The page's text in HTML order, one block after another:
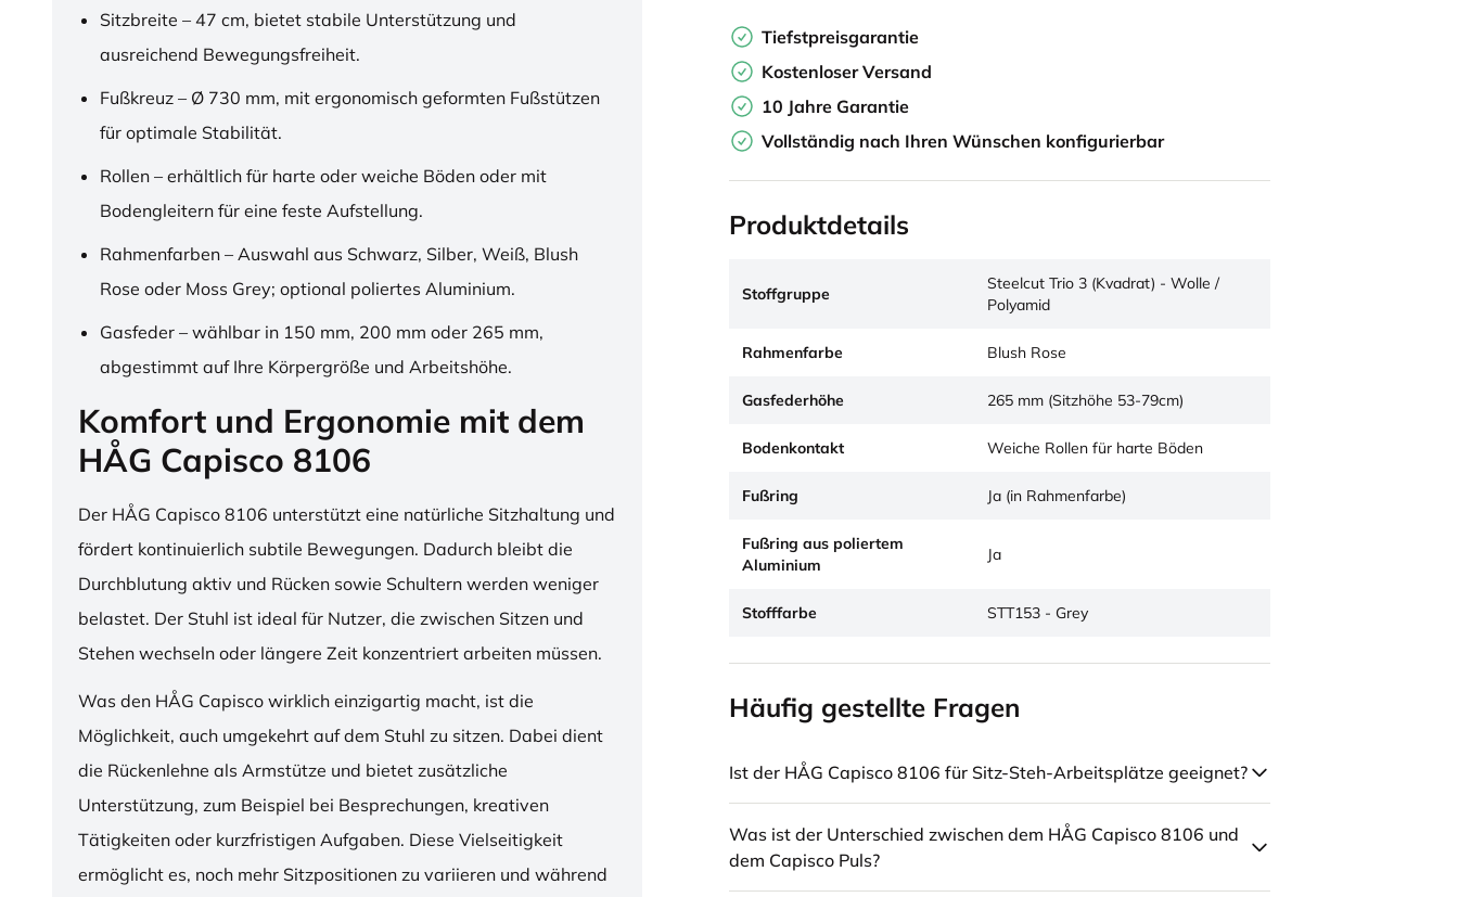
Sitzbreite – 47 cm, bietet stabile Unterstützung und
ausreichend Bewegungsfreiheit.
Fußkreuz – Ø 730 mm, mit ergonomisch geformten Fußstützen
für optimale Stabilität.
Rollen – erhältlich für harte oder weiche Böden oder mit
Bodengleitern für eine feste Aufstellung.
Rahmenfarben – Auswahl aus Schwarz, Silber, Weiß, Blush
Rose oder Moss Grey; optional poliertes Aluminium.
Gasfeder – wählbar in 150 mm, 200 mm oder 265 mm,
abgestimmt auf Ihre Körpergröße und Arbeitshöhe.
Komfort und Ergonomie mit dem
HÅG Capisco 8106
Der HÅG Capisco 8106 unterstützt eine natürliche Sitzhaltung und
fördert kontinuierlich subtile Bewegungen. Dadurch bleibt die
Durchblutung aktiv und Rücken sowie Schultern werden weniger
belastet. Der Stuhl ist ideal für Nutzer, die zwischen Sitzen und
Stehen wechseln oder längere Zeit konzentriert arbeiten müssen.
Was den HÅG Capisco wirklich einzigartig macht, ist die
Möglichkeit, auch umgekehrt auf dem Stuhl zu sitzen. Dabei dient
die Rückenlehne als Armstütze und bietet zusätzliche
Unterstützung, zum Beispiel bei Besprechungen, kreativen
Tätigkeiten oder kurzfristigen Aufgaben. Diese Vielseitigkeit
ermöglicht es, noch mehr Sitzpositionen zu variieren und während
Tiefstpreisgarantie
Kostenloser Versand
10 Jahre Garantie
Vollständig nach Ihren Wünschen konfigurierbar
Produktdetails
Stoffgruppe
Steelcut Trio 3 (Kvadrat) - Wolle /
Polyamid
Rahmenfarbe Blush Rose
Gasfederhöhe 265 mm (Sitzhöhe 53-79cm)
Bodenkontakt Weiche Rollen für harte Böden
Fußring Ja (in Rahmenfarbe)
Fußring aus poliertem
Aluminium
Ja
Stofffarbe STT153 - Grey
Häufig gestellte Fragen
Ist der HÅG Capisco 8106 für Sitz-Steh-Arbeitsplätze geeignet?
Was ist der Unterschied zwischen dem HÅG Capisco 8106 und
dem Capisco Puls?